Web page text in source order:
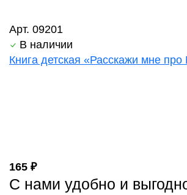
Арт. 09201
В наличии
Книга детская «Расскажи мне
165 ₽
С нами удобно и